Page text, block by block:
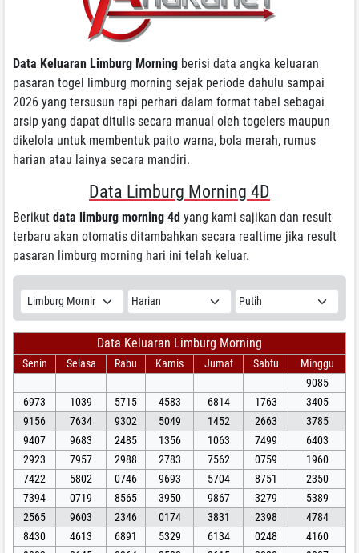
Data Keluaran Limburg Morning berisi data angka keluaran
pasaran togel limburg morning sejak periode dahulu sampai
2026 yang tersusun rapi perhari dalam format tabel sebagai
arsip yang dapat ditulis secara manual oleh togelers maupun
dikelola untuk membentuk paito warna, bola merah, rumus
harian atau lainya secara mandiri.
Data Limburg Morning 4D
Berikut data limburg morning 4d yang kami sajikan dan result
terbaru akan otomatis ditambahkan secara realtime jika result
pasaran limburg morning hari ini telah keluar.
Data Keluaran Limburg Morning
Senin Selasa Rabu Kamis Jumat Sabtu
Minggu
9085
6973
1039 5715 4583 6814 1763
3405
9156
7634 9302 5049 1452 2663
3785
9407
9683 2485 1356 1063 7499
6403
2923
7957 2988 2783 7562 0759
1960
7422
5802 0746 9693 5704 8751
2350
7394
0719 8565 3950 9867 3279
5389
2565
9603 2346 0174 3831 2398
4784
8430
4613 6891 5329 6134 0248
4160